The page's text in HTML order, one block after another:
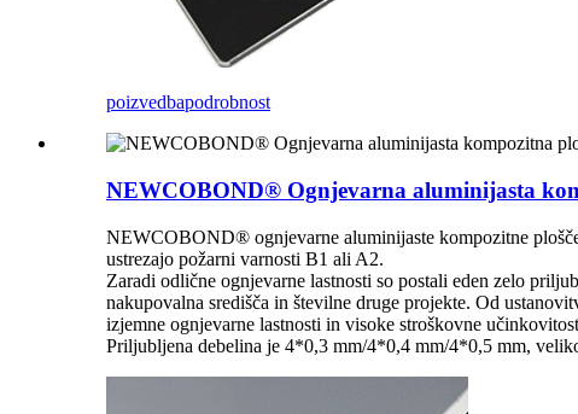
poizvedbapodrobnost
NEWCOBOND® Ognjevarna aluminijasta
NEWCOBOND® ognjevarne aluminijaste kompozitne
ustrezajo požarni varnosti B1 ali A2.
Zaradi odlične ognjevarne lastnosti so postali eden zelo
nakupovalna središča in številne druge projekte. Od
izjemne ognjevarne lastnosti in visoke stroškovne
Priljubljena debelina je 4*0,3 mm/4*0,4 mm/4*0,5 mm,